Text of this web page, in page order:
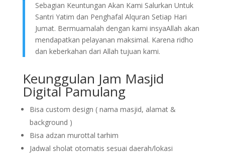
Sebagian Keuntungan Akan Kami Salurkan Untuk
Santri Yatim dan Penghafal Alquran Setiap Hari
Jumat. Bermuamalah dengan kami insyaAllah akan
mendapatkan pelayanan maksimal. Karena ridho
dan keberkahan dari Allah tujuan kami.
Keunggulan Jam Masjid
Digital Pamulang
Bisa custom design ( nama masjid, alamat &
background )
Bisa adzan murottal tarhim
Jadwal sholat otomatis sesuai daerah/lokasi